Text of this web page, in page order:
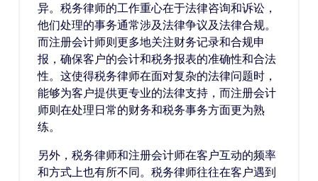
异。税务律师的工作重心在于法律咨询和诉讼，
他们处理的事务通常涉及法律争议及法律合规。
而注册会计师则更多地关注财务记录和合规申
报，确保客户的会计和税务报表的准确性和合法
性。这使得税务律师在面对复杂的法律问题时，
能够为客户提供更专业的法律支持，而注册会计
师则在处理日常的财务和税务事务方面更为熟
练。
另外，税务律师和注册会计师在客户互动的频率
和方式上也有所不同。税务律师往往在客户遇到